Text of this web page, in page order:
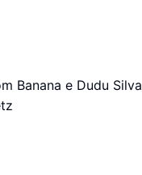
Banana e Dudu Silva